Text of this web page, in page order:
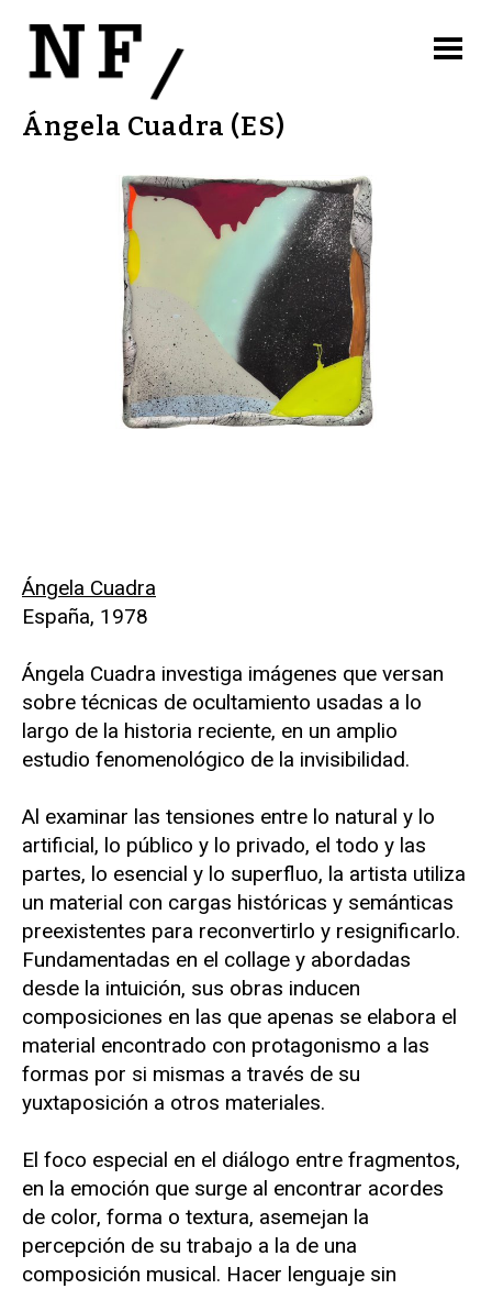
Ángela Cuadra (ES)
Ángela Cuadra
España, 1978
Ángela Cuadra investiga imágenes que versan
sobre técnicas de ocultamiento usadas a lo
largo de la historia reciente, en un amplio
estudio fenomenológico de la invisibilidad.
Al examinar las tensiones entre lo natural y lo
artificial, lo público y lo privado, el todo y las
partes, lo esencial y lo superfluo, la artista utiliza
un material con cargas históricas y semánticas
preexistentes para reconvertirlo y resignificarlo.
Fundamentadas en el collage y abordadas
desde la intuición, sus obras inducen
composiciones en las que apenas se elabora el
material encontrado con protagonismo a las
formas por si mismas a través de su
yuxtaposición a otros materiales.
El foco especial en el diálogo entre fragmentos,
en la emoción que surge al encontrar acordes
de color, forma o textura, asemejan la
percepción de su trabajo a la de una
composición musical. Hacer lenguaje sin